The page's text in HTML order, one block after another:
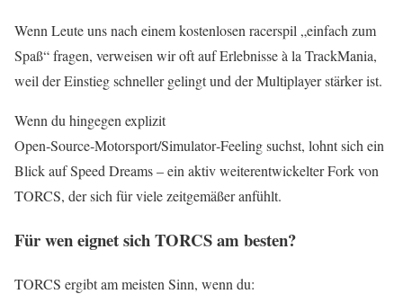
Wenn Leute uns nach einem kostenlosen racerspil „einfach zum
Spaß“ fragen, verweisen wir oft auf Erlebnisse à la TrackMania,
weil der Einstieg schneller gelingt und der Multiplayer stärker ist.
Wenn du hingegen explizit
Open‑Source‑Motorsport/Simulator‑Feeling suchst, lohnt sich ein
Blick auf Speed Dreams – ein aktiv weiterentwickelter Fork von
TORCS, der sich für viele zeitgemäßer anfühlt.
Für wen eignet sich TORCS am besten?
TORCS ergibt am meisten Sinn, wenn du: